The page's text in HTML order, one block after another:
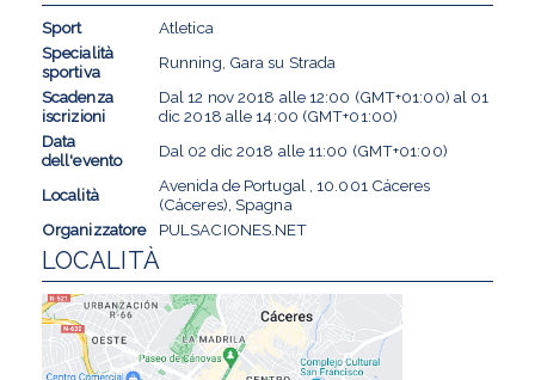
Sport
Atletica
Specialità
sportiva
Running, Gara su Strada
Scadenza
iscrizioni
Dal12 nov 2018 alle12:00 (GMT+01:00) al 01
dic 2018 alle14:00 (GMT+01:00)
Data
dell'evento
Dal 02 dic 2018 alle11:00 (GMT+01:00)
Località
Avenida de Portugal , 10.001 Cáceres
(Cáceres), Spagna
Organizzatore
PULSACIONES.NET
LOCALITÀ